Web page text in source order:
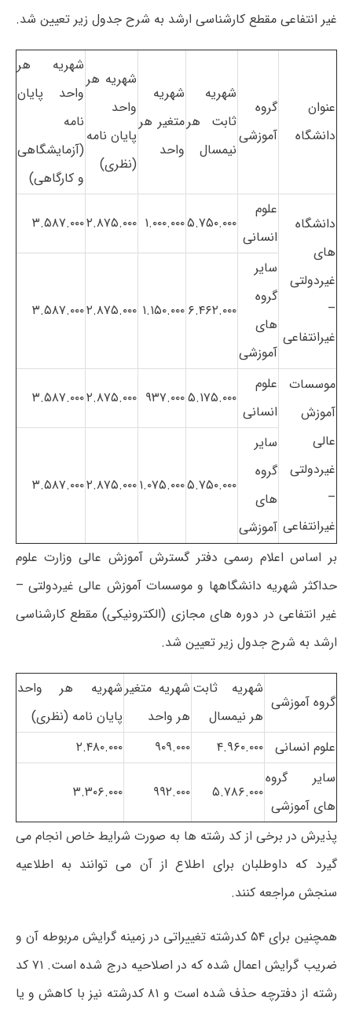
غیر انتفاعی مقطع کارشناسی ارشد به شرح جدول زیر تعیین شد.
عنوان
دانشگاه
گروه
آموزشی
شهریه
ثابت هر
نیمسال
شهریه
متغیر هر
واحد
شهریه هر
واحد
پایان نامه
(نظری)
شهریه هر
واحد پایان
نامه
(آزمایشگاهی
و کارگاهی)
دانشگاه
های
غیردولتی
–
غیرانتفاعی
علوم
انسانی
۵.۷۵۰.۰۰۰۱.۰۰۰.۰۰۰ ۲.۸۷۵.۰۰۰۳.۵۸۷.۰۰۰
سایر
گروه
های
آموزشی
۶.۴۶۲.۰۰۰ ۱.۱۵۰.۰۰۰ ۲.۸۷۵.۰۰۰۳.۵۸۷.۰۰۰
موسسات
آموزش
عالی
غیردولتی
–
غیرانتفاعی
علوم
انسانی
۵.۱۷۵.۰۰۰۹۳۷.۰۰۰ ۲.۸۷۵.۰۰۰۳.۵۸۷.۰۰۰
سایر
گروه
های
آموزشی
۵.۷۵۰.۰۰۰۱.۰۷۵.۰۰۰۲.۸۷۵.۰۰۰۳.۵۸۷.۰۰۰
بر اساس اعلام رسمی دفتر گسترش آموزش عالی وزارت علوم
حداکثر شهریه دانشگاهها و موسسات آموزش عالی غیردولتی –
غیر انتفاعی در دوره های مجازی (الکترونیکی) مقطع کارشناسی
ارشد به شرح جدول زیر تعیین شد.
گروه آموزشی
شهریه ثابت
هر نیمسال
شهریه متغیر
هر واحد
شهریه هر واحد
پایان نامه (نظری)
علوم انسانی
۴.۹۶۰.۰۰۰ ۹۰۹.۰۰۰
۲.۴۸۰.۰۰۰
سایر گروه
های آموزشی
۵.۷۸۶.۰۰۰ ۹۹۲.۰۰۰ ۳.۳۰۶.۰۰۰
پذیرش در برخی از کد رشته ها به صورت شرایط خاص انجام می
گیرد که داوطلبان برای اطلاع از آن می توانند به اطلاعیه
سنجش مراجعه کنند.
همچنین برای ۵۴ کدرشته تغییراتی در زمینه گرایش مربوطه آن و
ضریب گرایش اعمال شده که در اصلاحیه درج شده است. ۷۱ کد
رشته از دفترچه حذف شده است و ۸۱ کدرشته نیز با کاهش و یا